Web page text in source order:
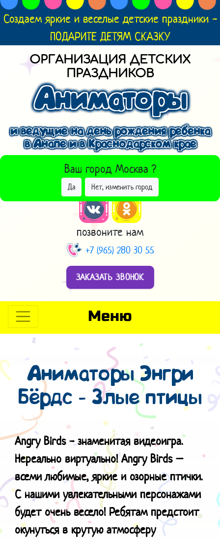
Создаем яркие и веселые детские праздники -
ПОДАРИТЕ ДЕТЯМ СКАЗКУ
ОРГАНИЗАЦИЯ ДЕТСКИХ
ПРАЗДНИКОВ
Аниматоры
и ведущие на день рождения ребенка
в Анапе и в Краснодарском крае
Ваш город Москва ?
Да Нет, изменить город
ВЫБРАТЬ ДРУГОЙ ГОРОД
позвоните нам
+7 (965) 280 30 55
ЗАКАЗАТЬ ЗВОНОК
Меню
Аниматоры Энгри
Бёрдс - Злые птицы
Angry Birds - знаменитая видеоигра.
Нереально виртуально! Angry Birds –
всеми любимые, яркие и озорные птички.
С нашими увлекательными персонажами
будет очень весело! Ребятам предстоит
окунуться в крутую атмосферу